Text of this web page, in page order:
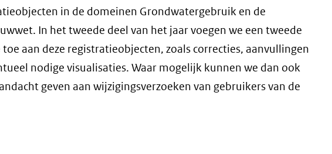
in de domeinen Grondwatergebruik en de
In het tweede deel van het jaar voegen we een tweede
aan deze registratieobjecten, zoals correcties, aanvullingen
nodige visualisaties. Waar mogelijk kunnen we dan ook
geven aan wijzigingsverzoeken van gebruikers van de